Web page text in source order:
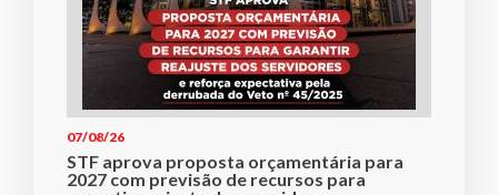
07/08/26
STF aprova proposta orçamentária para
2027 com previsão de recursos para